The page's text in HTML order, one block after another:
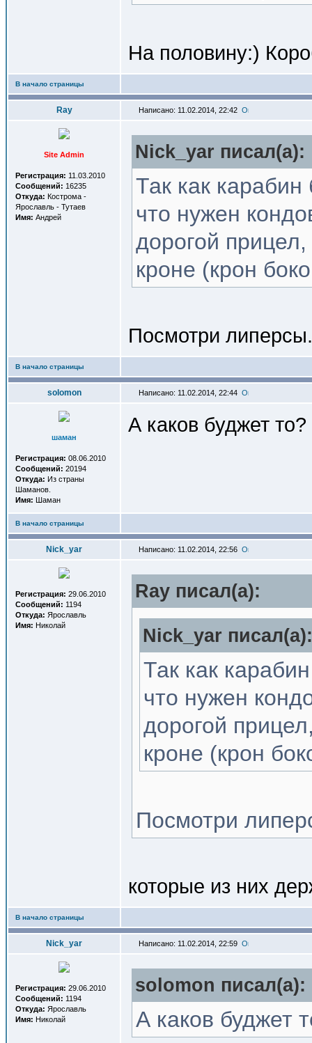
На половину:)
В начало страницы
Ray Написано: 11.02.2014, 22:42
Site Admin
Регистрация: 11.03.2010
Сообщений: 16235
Откуда: Кострома -
Ярославль - Тутаев
Имя: Андрей
Nick_yar писал(a):
Так как
что нужен
дорогой
кроне (крон
Посмотри липерсы.
В начало страницы
solomon Написано: 11.02.2014, 22:44
шаман
Регистрация: 08.06.2010
Сообщений: 20194
Откуда: Из страны
Шаманов.
Имя: Шаман
А каков буджет
В начало страницы
Nick_yar Написано: 11.02.2014, 22:56
Регистрация: 29.06.2010
Сообщений: 1194
Откуда: Ярославль
Имя: Николай
Ray писал(a):
Nick_yar писал(a):
Так как
что нужен
дорогой
кроне (крон
Посмотри
которые из них
В начало страницы
Nick_yar Написано: 11.02.2014, 22:59
Регистрация: 29.06.2010
Сообщений: 1194
Откуда: Ярославль
Имя: Николай
solomon писал(a):
А каков буджет